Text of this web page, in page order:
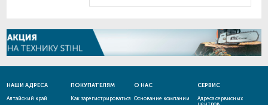
НАШИ АДРЕСА
Алтайский край
ПОКУПАТЕЛЯМ
Как зарегистрироваться
О НАС
Основание компании
СЕРВИС
Адреса сервисных
центров